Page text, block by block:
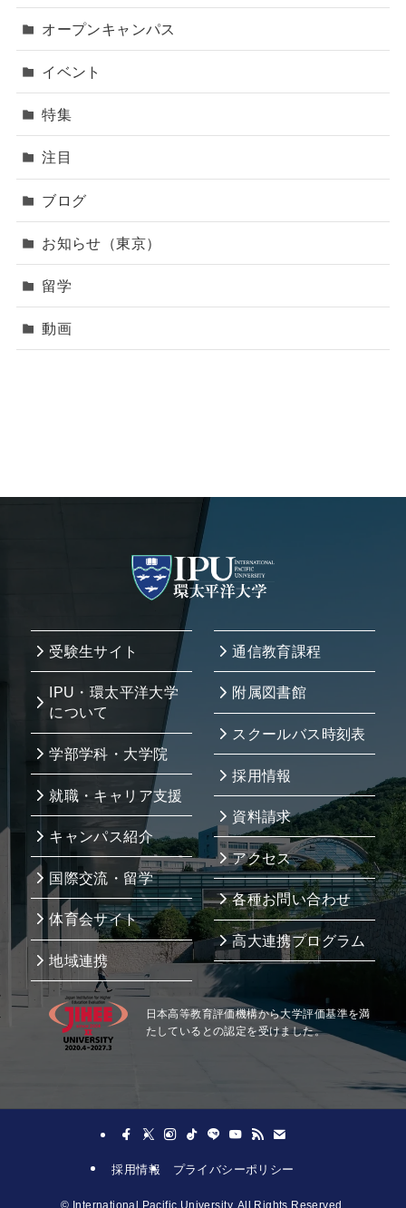
オープンキャンパス
イベント
特集
注目
ブログ
お知らせ（東京）
留学
動画
受験生サイト
IPU・環太平洋大学
について
学部学科・大学院
就職・キャリア支援
キャンパス紹介
国際交流・留学
体育会サイト
地域連携
通信教育課程
附属図書館
スクールバス時刻表
採用情報
資料請求
アクセス
各種お問い合わせ
高大連携プログラム
日本高等教育評価機構から大学評価基準を満
たしているとの認定を受けました。
採用情報 プライバシーポリシー
© International Pacific University, All Rights Reserved.